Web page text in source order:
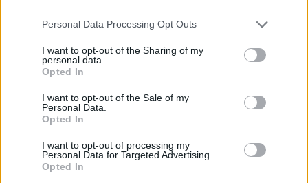
Please note that this website/app uses one or more Google
not limited to your visit or usage behaviour. You may click to
grant or deny consent to Google and its third-party tags to
use your data for below specified purposes in below Google
consent section.
Personal Data Processing Opt Outs
I want to opt-out of the Sharing of my
personal data.
Opted In
I want to opt-out of the Sale of my
Personal Data.
Opted In
I want to opt-out of processing my
Personal Data for Targeted Advertising.
Opted In
1991-ben megjelent Ítéletnap lemez óta,
ráadásul megelőzték vele a népszerű X-
szókimondó Ossian dalok nem szólnak
naponta a tévéből vagy a rádióból, a
emelte őket.
helységekben kaphatóak: